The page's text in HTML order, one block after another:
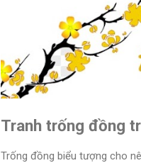
Tranh trống đồng
Trống đồng biểu tượng cho